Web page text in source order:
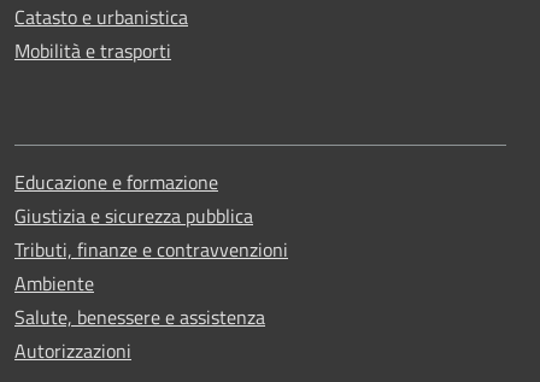
Catasto e urbanistica
Mobilità e trasporti
Educazione e formazione
Giustizia e sicurezza pubblica
Tributi, finanze e contravvenzioni
Ambiente
Salute, benessere e assistenza
Autorizzazioni